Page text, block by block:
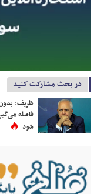
در بحث مشارکت کنید
ظریف: بدون
فاصله
شود